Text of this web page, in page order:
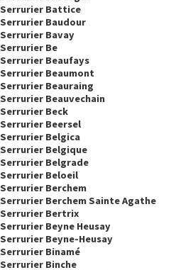
Serrurier Battice
Serrurier Baudour
Serrurier Bavay
Serrurier Be
Serrurier Beaufays
Serrurier Beaumont
Serrurier Beauraing
Serrurier Beauvechain
Serrurier Beck
Serrurier Beersel
Serrurier Belgica
Serrurier Belgique
Serrurier Belgrade
Serrurier Beloeil
Serrurier Berchem
Serrurier Berchem Sainte Agathe
Serrurier Bertrix
Serrurier Beyne Heusay
Serrurier Beyne-Heusay
Serrurier Binamé
Serrurier Binche